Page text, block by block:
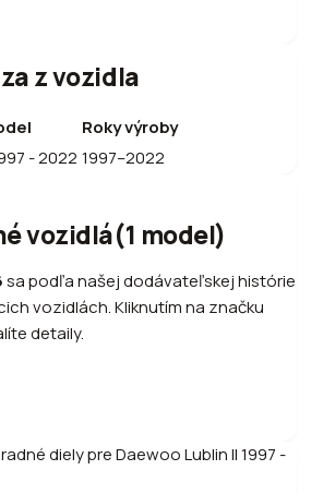
z vozidla
Roky výroby
- 2022 1997–2022
vozidlá(1 model)
sa podľa našej dodávateľskej histórie
vozidlách. Kliknutím na značku
detaily.
diely preDaewooLublin II 1997 -